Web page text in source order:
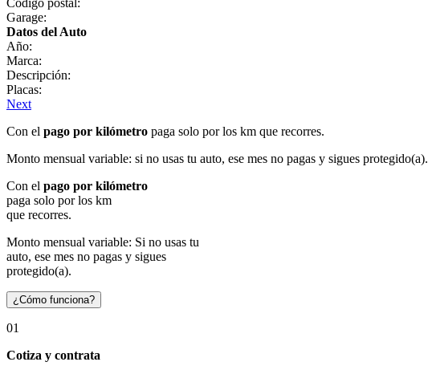
Garage:
Datos del Auto
Año:
Marca:
Descripción:
Placas:
Next
Con el pago por kilómetro paga solo por los km que recorres.
Monto mensual variable: si no usas tu auto, ese mes no pagas y sigues protegido(a).
Con el pago por kilómetro
paga solo por los km
que recorres.
Monto mensual variable: Si no usas tu
auto, ese mes no pagas y sigues
protegido(a).
¿Cómo funciona?
01
Cotiza y contrata